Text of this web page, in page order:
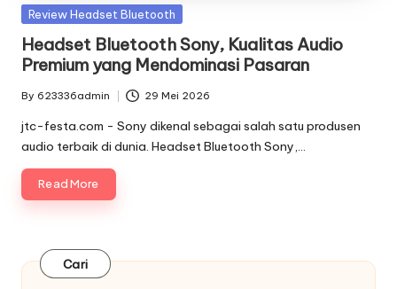
Posted
Review Headset Bluetooth
Headset Bluetooth Sony, Kualitas Audio
Premium yang Mendominasi Pasaran
Posted
by
By 623336admin 29 Mei 2026
jtc-festa.com - Sony dikenal sebagai salah satu produsen
audio terbaik di dunia. Headset Bluetooth Sony,…
Read More
Cari